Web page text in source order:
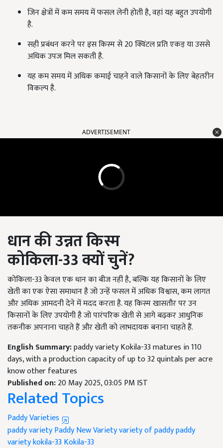
जिन क्षेत्रों में कम समय में फसल लेनी होती है, वहां यह बहुत उपयोगी
है.
सही प्रबंधन करने पर इस किस्म से 20 क्विंटल प्रति एकड़ या उससे
अधिक उपज मिल सकती है.
यह कम समय में अधिक कमाई चाहने वाले किसानों के लिए बेहतरीन
विकल्प है.
ADVERTISEMENT
धान की उन्नत किस्म
कोकिला-33क्यों चुनें?
कोकिला-33 केवल एक धान का बीज नहीं है, बल्कि यह किसानों के लिए
खेती का एक ऐसा समाधान है जो उन्हें फसल में अधिक विश्वास, कम लागत
और अधिक आमदनी देने में मदद करता है. यह किस्म खासतौर पर उन
किसानों के लिए उपयोगी है जो पारंपरिक खेती से आगे बढ़कर आधुनिक
तकनीक अपनाना चाहते हैं और खेती को लाभदायक बनाना चाहते हैं.
English Summary:paddy variety Kokila-33 matures in 110
days, with a production capacity of up to 32 quintals per acre
know other features
Published on:20 May 2025, 03:05 PM IST
Related Topics
Paddy Varieties
paddy varietyPaddy New Varietyvariety of paddypaddy
variety kokila-33 Kokila-33